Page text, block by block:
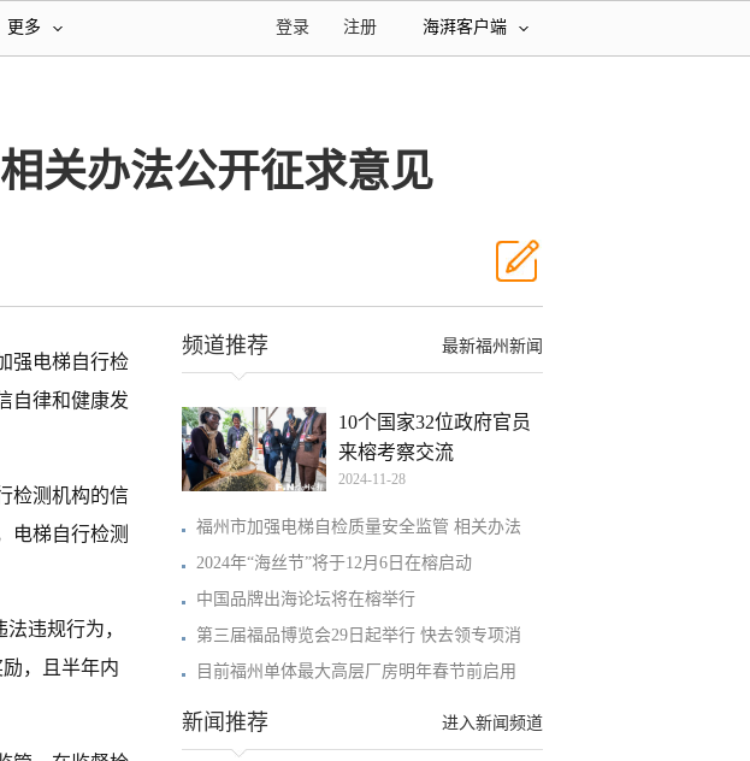
更多 海湃客户端
注册
登录
关办法公开征求意见
强电梯自行检
自律和健康发
检测机构的信
电梯自行检测
违规行为，
，且半年内
最新福州新闻
频道推荐
10个国家32位政府官员
来榕考察交流
2024-11-28
福州市加强电梯自检质量安全监管 相关办法
2024年“海丝节”将于12月6日在榕启动
中国品牌出海论坛将在榕举行
第三届福品博览会29日起举行 快去领专项消
目前福州单体最大高层厂房明年春节前启用
进入新闻频道
新闻推荐